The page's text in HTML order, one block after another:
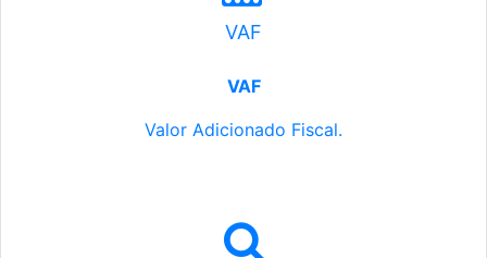
VAF
VAF
Valor Adicionado Fiscal.